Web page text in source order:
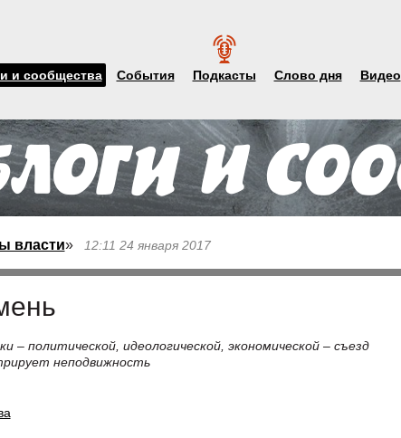
и сообщества События Подкасты Слово дня Видео
власти» 12:11 24 января 2017
– политической, идеологической, экономической – съезд
неподвижность